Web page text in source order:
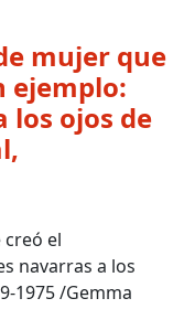
mujer que
ejemplo:
los ojos de
el
navarras a los
1975 /Gemma